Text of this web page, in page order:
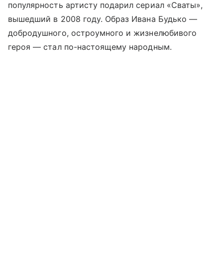
популярность артисту подарил сериал «Сваты»,
вышедший в 2008 году. Образ Ивана Будько —
добродушного, остроумного и жизнелюбивого
героя — стал по-настоящему народным.